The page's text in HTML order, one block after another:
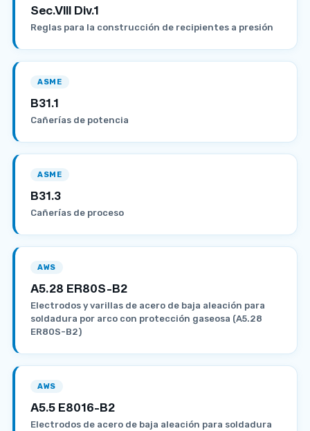
Sec.VIII Div.1
Reglas para la construcción de recipientes a presión
ASME
B31.1
Cañerías de potencia
ASME
B31.3
Cañerías de proceso
AWS
A5.28 ER80S-B2
Electrodos y varillas de acero de baja aleación para
soldadura por arco con protección gaseosa (A5.28
ER80S-B2)
AWS
A5.5 E8016-B2
Electrodos de acero de baja aleación para soldadura